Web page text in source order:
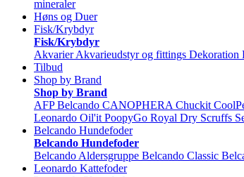
mineraler
Høns og Duer
Fisk/Krybdyr
Fisk/Krybdyr
Akvarier Akvarieudstyr og fittings Dekoration
Tilbud
Shop by Brand
Shop by Brand
AFP Belcando CANOPHERA Chuckit
Leonardo Oil'it PoopyGo Royal Dry Scruffs
Belcando Hundefoder
Belcando Hundefoder
Belcando Aldersgruppe Belcando Classic
Leonardo Kattefoder